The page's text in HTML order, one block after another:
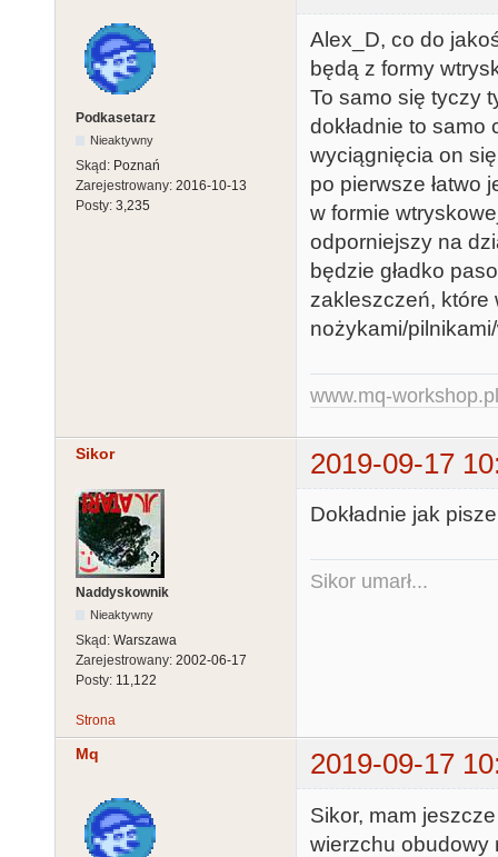
Podkasetarz
Nieaktywny
Skąd: Poznań
Zarejestrowany: 2016-10-13
Posty: 3,235
Alex_D, co do
będą z formy
To samo się tyczy
dokładnie to samo
wyciągnięcia on
po pierwsze łatwo
w formie
odporniejszy na
będzie gładko
zakleszczeń, które
nożykami/pilnikami/
www.mq-workshop.pl
Sikor 2019-09-17
Naddyskownik
Nieaktywny
Skąd: Warszawa
Zarejestrowany: 2002-06-17
Posty: 11,122
Dokładnie jak
Sikor umarł...
Strona
Mq 2019-09-17
Sikor, mam
wierzchu obudowy